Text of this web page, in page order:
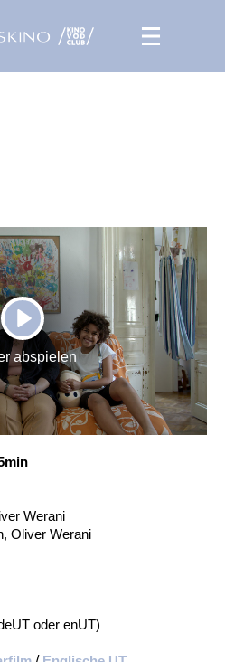
PLAY
abspielen
Werani
Oliver Werani
oder enUT)